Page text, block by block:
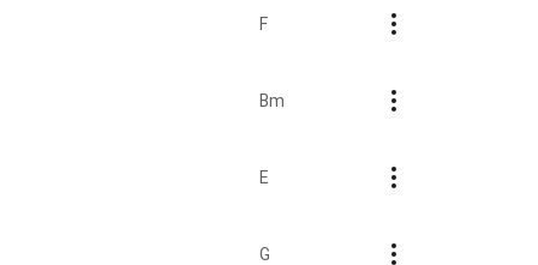
F
Bm
E
G